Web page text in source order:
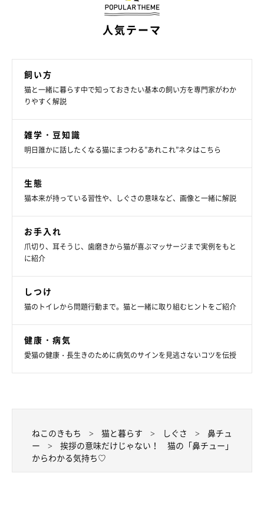
人気テーマ
飼い方
猫と一緒に暮らす中で知っておきたい基本の飼い方を専門家がわか
りやすく解説
雑学・豆知識
明日誰かに話したくなる猫にまつわる”あれこれ”ネタはこちら
生態
猫本来が持っている習性や、しぐさの意味など、画像と一緒に解説
お手入れ
爪切り、耳そうじ、歯磨きから猫が喜ぶマッサージまで実例をもと
に紹介
しつけ
猫のトイレから問題行動まで。猫と一緒に取り組むヒントをご紹介
健康・病気
愛猫の健康・長生きのために病気のサインを見逃さないコツを伝授
ねこのきもち 猫と暮らす しぐさ
鼻チュ
ー
挨拶の意味だけじゃない！ 猫の「鼻チュー」
からわかる気持ち♡